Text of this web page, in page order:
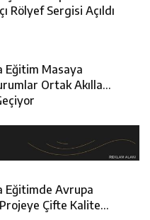
ANALİG’de Yarı Final Biletini
Pazarında Bilgilendirme
Rölyef Sergisi Açıldı
Eğitim Masaya
Ortak Akılla
Eğitimde Avrupa
Projeye Çifte Kalite